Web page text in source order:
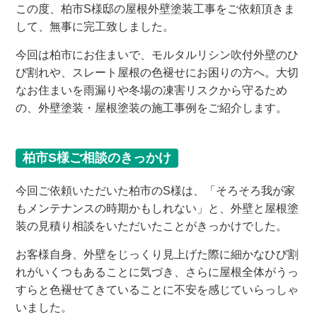
この度、柏市S様邸の屋根外壁塗装工事をご依頼頂きま
して、無事に完工致しました。
今回は柏市にお住まいで、モルタルリシン吹付外壁のひ
び割れや、スレート屋根の色褪せにお困りの方へ。大切
なお住まいを雨漏りや冬場の凍害リスクから守るため
の、外壁塗装・屋根塗装の施工事例をご紹介します。
柏市S様ご相談のきっかけ
今回ご依頼いただいた柏市のS様は、「そろそろ我が家
もメンテナンスの時期かもしれない」と、外壁と屋根塗
装の見積り相談をいただいたことがきっかけでした。
お客様自身、外壁をじっくり見上げた際に細かなひび割
れがいくつもあることに気づき、さらに屋根全体がうっ
すらと色褪せてきていることに不安を感じていらっしゃ
いました。